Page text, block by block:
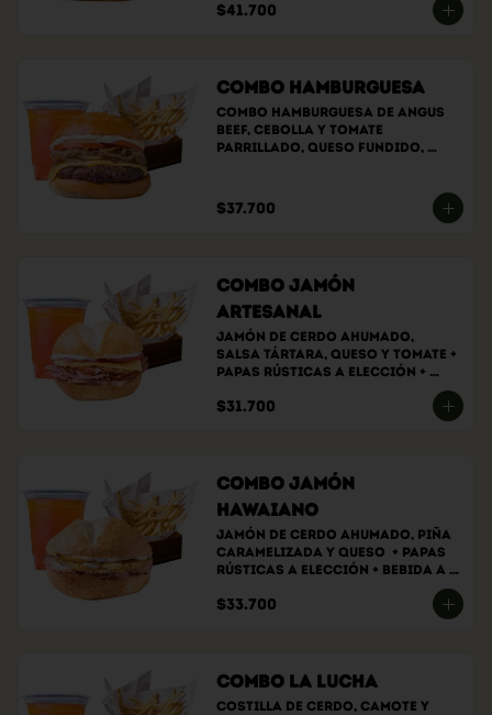
$41.700
Combo Hamburguesa
Combo hamburguesa de angus
beef, cebolla y tomate
parrillado, queso fundido,
elección.
$37.700
Combo Jamón
Artesanal
Jamón de cerdo ahumado,
salsa tártara, queso y tomate +
papas rústicas a elección +
$31.700
Combo Jamón
Hawaiano
Jamón de cerdo ahumado, piña
caramelizada y queso  + papas
rústicas a elección + bebida a
$33.700
Combo La Lucha
Costilla de cerdo, camote y